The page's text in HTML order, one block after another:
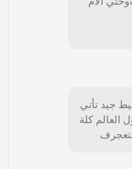
جيد تأتي
العالم كلة